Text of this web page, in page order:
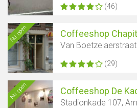
(46)
Nu open Coffeeshop
Van
(29)
Nu open Coffeeshop De
Stadionkade 107,